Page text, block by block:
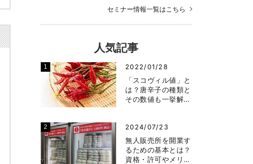
セミナー情報一覧はこちら
人気記事
2022/01/28
「スコヴィル値」と
は？唐辛子の種類と
その数値も一挙解…
2024/07/23
無人販売所を開業す
るための基本とは？
資格・許可やメリ…